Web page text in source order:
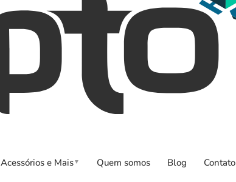
Acessórios e Mais▼ Quem somos Blog Contato